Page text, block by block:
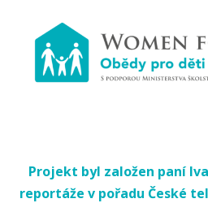
Projekt byl založen paní
reportáže v pořadu České